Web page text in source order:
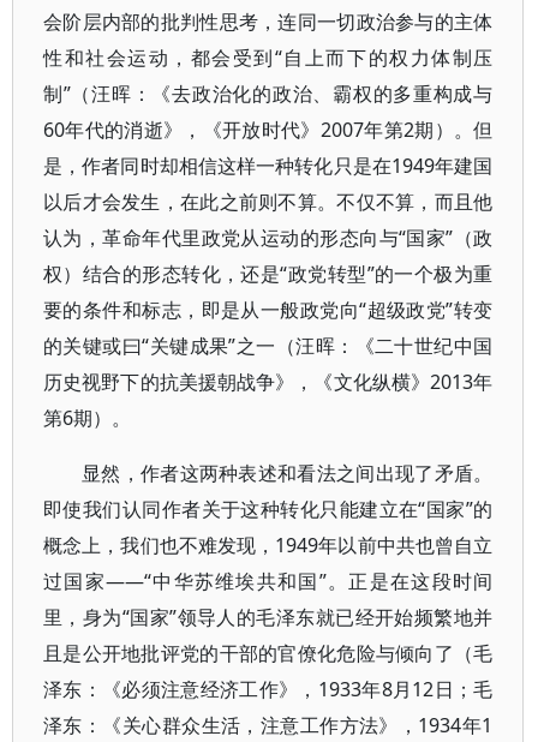
会阶层内部的批判性思考，连同一切政治参与的主体
性和社会运动，都会受到“自上而下的权力体制压
制”（汪晖：《去政治化的政治、霸权的多重构成与
60年代的消逝》，《开放时代》2007年第2期）。但
是，作者同时却相信这样一种转化只是在1949年建国
以后才会发生，在此之前则不算。不仅不算，而且他
认为，革命年代里政党从运动的形态向与“国家”（政
权）结合的形态转化，还是“政党转型”的一个极为重
要的条件和标志，即是从一般政党向“超级政党”转变
的关键或曰“关键成果”之一（汪晖：《二十世纪中国
历史视野下的抗美援朝战争》，《文化纵横》2013年
第6期）。
显然，作者这两种表述和看法之间出现了矛盾。
即使我们认同作者关于这种转化只能建立在“国家”的
概念上，我们也不难发现，1949年以前中共也曾自立
过国家——“中华苏维埃共和国”。正是在这段时间
里，身为“国家”领导人的毛泽东就已经开始频繁地并
且是公开地批评党的干部的官僚化危险与倾向了（毛
泽东：《必须注意经济工作》，1933年8月12日；毛
泽东：《关心群众生活，注意工作方法》，1934年1